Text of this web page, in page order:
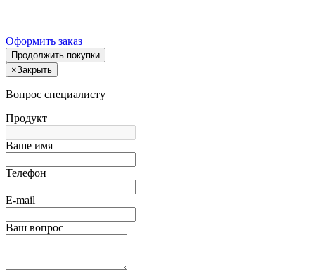
Оформить заказ
Продолжить покупки
×Закрыть
Вопрос специалисту
Продукт
Ваше имя
Телефон
E-mail
Ваш вопрос